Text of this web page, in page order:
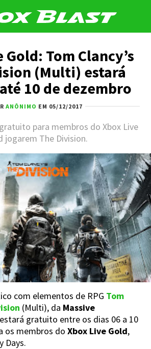
Gold: Tom Clancy’s
(Multi) estará
10 de dezembro
ANÔNIMO EM 05/12/2017
para membros do Xbox Live
jogarem The Division.
com elementos de RPG Tom
(Multi), da Massive
gratuito entre os dias 06 a 10
os membros doXbox Live Gold,
Days.